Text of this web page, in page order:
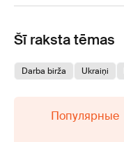
Šī raksta tēmas
Darba birža Ukraiņi
Популярные